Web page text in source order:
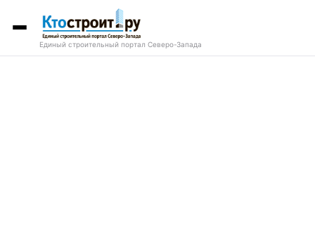
Единый строительный портал Северо-Запада